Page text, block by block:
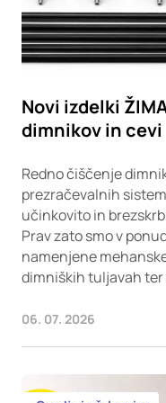
Novi izdelki
dimnikov in cevi
Redno čiščenje
prezračevalnih
učinkovito in
Prav zato smo v
namenjene
dimniških tuljavah
06. 07. 2026